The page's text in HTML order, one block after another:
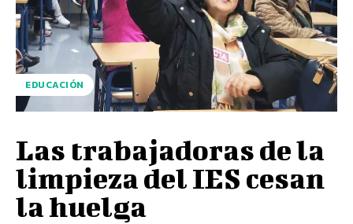
EDUCACIÓN
Las trabajadoras de la
limpieza del IES cesan
la huelga